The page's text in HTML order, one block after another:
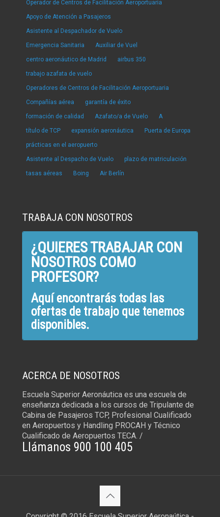
Operador de Centros de Facilitación Aeroportuaria
Apoyo de Atención a Pasajeros
Asistente al Despachador de Vuelo
Emergencia Sanitaria Auxiliar de Vuel
centro aeronáutico de Madrid airbus 350
trabajo azafata de vuelo
Operadores de Centros de Facilitación Aeroportuaria
Compañías aérea garantía de éxito
formación de calidad Azafato/a de Vuelo A
título de TCP expansión aeronáutica Puerta de Europa
prácticas en el aeropuerto
Asistente al Despacho de Vuelo plazo de matriculación
tasas aéreas Boing Air Berlín
TRABAJA CON NOSOTROS
¿QUIERES TRABAJAR CON
NOSOTROS COMO
PROFESOR?
Aquí encontrarás todas las
ofertas de trabajo que tenemos
disponibles.
ACERCA DE NOSOTROS
Escuela Superior Aeronáutica es una escuela de
enseñanza dedicada a los cursos de Tripulante de
Cabina de Pasajeros TCP, Profesional Cualificado
en Aeropuertos y Handling PROCAH y Técnico
Cualificado de Aeropuertos TECA. /
Llámanos 900 100 405